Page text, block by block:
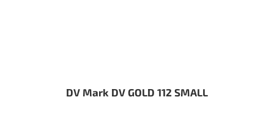
DV Mark DV GOLD 112 SMALL